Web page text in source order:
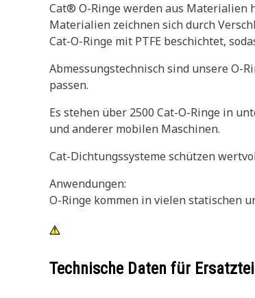
Cat® O-Ringe werden aus Materialien
Materialien zeichnen sich durch
Cat-O-Ringe mit PTFE beschichtet,
Abmessungstechnisch sind unsere O-
passen.
Es stehen über 2500 Cat-O-Ringe in
und anderer mobilen Maschinen.
Cat-Dichtungssysteme schützen
Anwendungen:
O-Ringe kommen in vielen statischen
Technische Daten für